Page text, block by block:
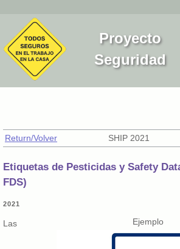
Proyecto
Seguridad
Return/Volver SHIP 2021
Etiquetas de Pesticidas y Safety
FDS)
2021
Ejemplo
Las